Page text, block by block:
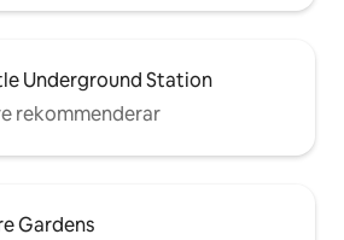
Underground Station
rekommenderar
Gardens